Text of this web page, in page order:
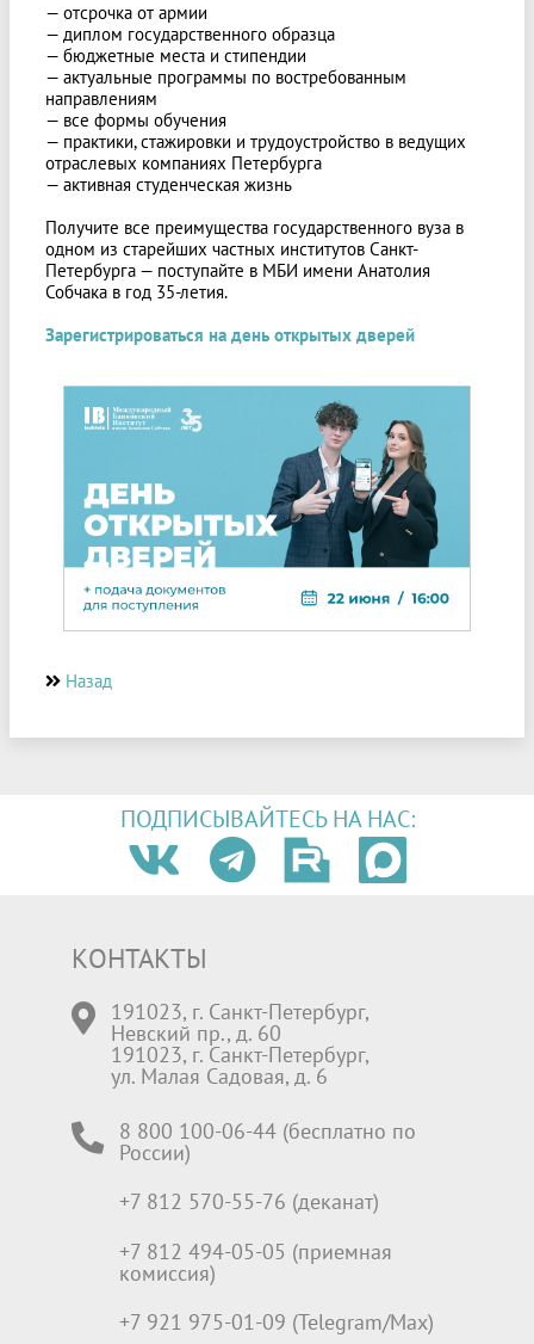
— отсрочка от армии
— диплом государственного образца
— бюджетные места и стипендии
— актуальные программы по востребованным
направлениям
— все формы обучения
— практики, стажировки и трудоустройство в ведущих
отраслевых компаниях Петербурга
— активная студенческая жизнь
Получите все преимущества государственного вуза в
одном из старейших частных институтов Санкт-
Петербурга — поступайте в МБИ имени Анатолия
Собчака в год 35-летия.
Зарегистрироваться на день открытых дверей
Назад
ПОДПИСЫВАЙТЕСЬ НА НАС:
КОНТАКТЫ
191023, г. Санкт-Петербург,
Невский пр., д. 60
191023, г. Санкт-Петербург,
ул. Малая Садовая, д. 6
8 800 100-06-44 (бесплатно по
России)
+7 812 570-55-76 (деканат)
+7 812 494-05-05 (приемная
комиссия)
+7 921 975-01-09 (Telegram/Max)